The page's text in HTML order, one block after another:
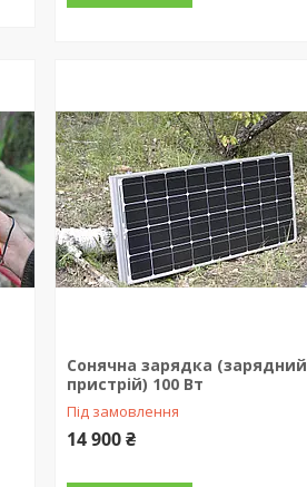
Сонячна зарядка (зарядний
пристрій) 100 Вт
Під замовлення
14 900 ₴